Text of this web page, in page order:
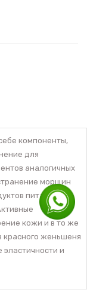
компоненты,
для
аналогичных
морщин
питания и
кожи и в то же
красного женьшеня
и